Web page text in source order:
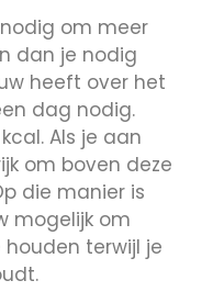
om meer
dan je nodig
heeft over het
dag nodig.
Als je aan
om boven deze
die manier is
mogelijk om
terwijl je